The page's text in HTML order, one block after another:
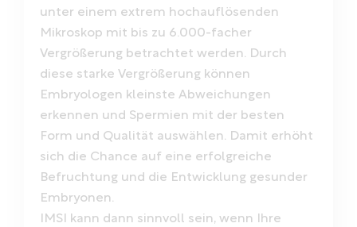
unter einem extrem hochauflösenden
Mikroskop mit bis zu 6.000-facher
Vergrößerung betrachtet werden. Durch
diese starke Vergrößerung können
Embryologen kleinste Abweichungen
erkennen und Spermien mit der besten
Form und Qualität auswählen. Damit erhöht
sich die Chance auf eine erfolgreiche
Befruchtung und die Entwicklung gesunder
Embryonen.
IMSI kann dann sinnvoll sein, wenn Ihre